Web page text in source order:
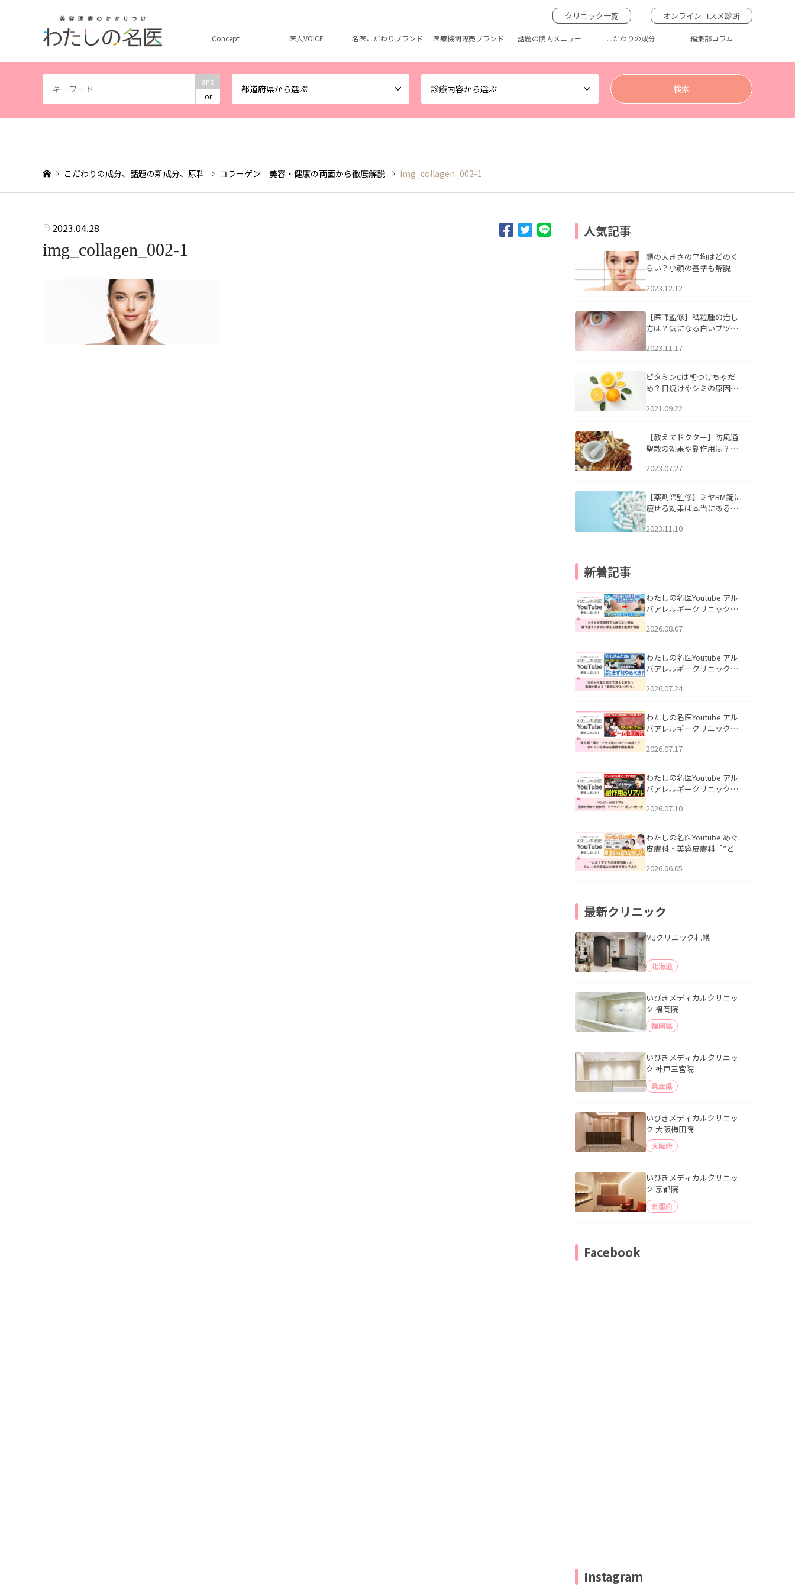
and
or
都道府県から選ぶ 診療内容から選ぶ
クリニック一覧 オンラインコスメ診断
Concept 医人VOICE 名医こだわりブランド 医療機関専売ブランド 話題の院内メニュー こだわりの成分 編集部コラム
こだわりの成分、話題の新成分、原料 コラーゲン 美容・健康の両面から徹底解説 img_collagen_002-1
2023.04.28
img_collagen_002-1
人気記事
顔の大きさの平均はどのく
らい？小顔の基準も解説
2023.12.12
【医師監修】稗粒腫の治し
方は？気になる白いブツブ
アについて
2023.11.17
ビタミンCは朝つけちゃだ
め？日焼けやシミの原因に
2021.09.22
【教えてドクター】防風通
聖散の効果や副作用は？長
2023.07.27
【薬剤師監修】ミヤBM錠に
痩せる効果は本当にある
2023.11.10
新着記事
わたしの名医Youtube アル
バアレルギークリニック札
らない理由｜繰り返す人が
説」を公開いたしました。
2026.08.07
わたしの名医Youtube アル
バアレルギークリニック札
える男性へ｜医師が教える
公開いたしました。
2026.07.24
わたしの名医Youtube アル
バアレルギークリニック札
跡にVビームは効く？向いて
説」を公開いたしました。
2026.07.17
わたしの名医Youtube アル
バアレルギークリニック札
医師が明かす副作用・リバ
公開いたしました。
2026.07.10
わたしの名医Youtube めぐ
皮膚科・美容皮膚科「”とお
ッズの肌悩みに本気で答え
2026.06.05
最新クリニック
MJクリニック札幌
北海道
いびきメディカルクリニッ
ク 福岡院
福岡県
いびきメディカルクリニッ
ク 神戸三宮院
兵庫県
いびきメディカルクリニッ
ク 大阪梅田院
大阪府
いびきメディカルクリニッ
ク 京都院
京都府
Facebook
Instagram